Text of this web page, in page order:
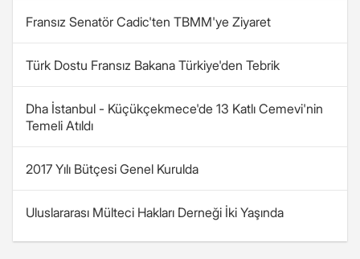
Fransız Senatör Cadic'ten TBMM'ye Ziyaret
Türk Dostu Fransız Bakana Türkiye'den Tebrik
Dha İstanbul - Küçükçekmece'de 13 Katlı Cemevi'nin
Temeli Atıldı
2017 Yılı Bütçesi Genel Kurulda
Uluslararası Mülteci Hakları Derneği İki Yaşında